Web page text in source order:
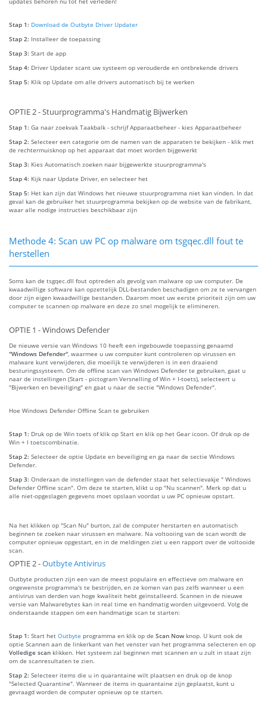
Stap 1: Download de Outbyte Driver Updater
Stap 2: Installeer de toepassing
Stap 3: Start de app
Stap 4: Driver Updater scant uw systeem op verouderde en ontbrekende drivers
Stap 5: Klik op Update om alle drivers automatisch bij te werken
OPTIE 2 - Stuurprogramma's Handmatig Bijwerken
Stap 1: Ga naar zoekvak Taakbalk - schrijf Apparaatbeheer - kies Apparaatbeheer
Stap 2: Selecteer een categorie om de namen van de apparaten te bekijken - klik met
de rechtermuisknop op het apparaat dat moet worden bijgewerkt
Stap 3: Kies Automatisch zoeken naar bijgewerkte stuurprogramma's
Stap 4: Kijk naar Update Driver, en selecteer het
Stap 5: Het kan zijn dat Windows het nieuwe stuurprogramma niet kan vinden. In dat
geval kan de gebruiker het stuurprogramma bekijken op de website van de fabrikant,
waar alle nodige instructies beschikbaar zijn
Methode 4: Scan uw PC op malware om tsgqec.dll fout te
herstellen
Soms kan de tsgqec.dll fout optreden als gevolg van malware op uw computer. De
kwaadwillige software kan opzettelijk DLL-bestanden beschadigen om ze te vervangen
door zijn eigen kwaadwillige bestanden. Daarom moet uw eerste prioriteit zijn om uw
computer te scannen op malware en deze zo snel mogelijk te elimineren.
OPTIE 1 - Windows Defender
De nieuwe versie van Windows 10 heeft een ingebouwde toepassing genaamd
"Windows Defender" , waarmee u uw computer kunt controleren op virussen en
malware kunt verwijderen, die moeilijk te verwijderen is in een draaiend
besturingssysteem. Om de offline scan van Windows Defender te gebruiken, gaat u
naar de instellingen (Start - pictogram Versnelling of Win + I-toets), selecteert u
"Bijwerken en beveiliging" en gaat u naar de sectie "Windows Defender".
Hoe Windows Defender Offline Scan te gebruiken
Stap 1: Druk op de Win toets of klik op Start en klik op het Gear icoon. Of druk op de
Win + I toetscombinatie.
Stap 2: Selecteer de optie Update en beveiliging en ga naar de sectie Windows
Defender.
Stap 3: Onderaan de instellingen van de defender staat het selectievakje " Windows
Defender Offline scan". Om deze te starten, klikt u op "Nu scannen". Merk op dat u
alle niet-opgeslagen gegevens moet opslaan voordat u uw PC opnieuw opstart.
Na het klikken op "Scan Nu" burton, zal de computer herstarten en automatisch
beginnen te zoeken naar virussen en malware. Na voltooiing van de scan wordt de
computer opnieuw opgestart, en in de meldingen ziet u een rapport over de voltooide
scan.
OPTIE 2 -Outbyte Antivirus
Outbyte producten zijn een van de meest populaire en effectieve om malware en
ongewenste programma's te bestrijden, en ze komen van pas zelfs wanneer u een
antivirus van derden van hoge kwaliteit hebt geïnstalleerd. Scannen in de nieuwe
versie van Malwarebytes kan in real time en handmatig worden uitgevoerd. Volg de
onderstaande stappen om een handmatige scan te starten:
Stap 1: Start het Outbyte programma en klik op de Scan Now knop. U kunt ook de
optie Scannen aan de linkerkant van het venster van het programma selecteren en op
Volledige scan klikken. Het systeem zal beginnen met scannen en u zult in staat zijn
om de scanresultaten te zien.
Stap 2: Selecteer items die u in quarantaine wilt plaatsen en druk op de knop
"Selected Quarantine". Wanneer de items in quarantaine zijn geplaatst, kunt u
gevraagd worden de computer opnieuw op te starten.